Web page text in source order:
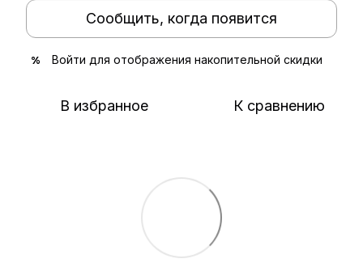
Сообщить, когда появится
% Войти для отображения накопительной скидки
В избранное К сравнению